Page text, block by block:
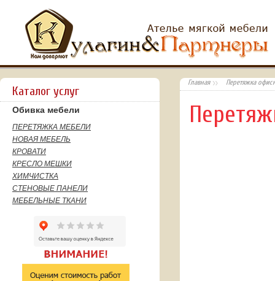
Каталог услуг
Обивка мебели
ПЕРЕТЯЖКА МЕБЕЛИ
НОВАЯ МЕБЕЛЬ
КРОВАТИ
КРЕСЛО МЕШКИ
ХИМЧИСТКА
СТЕНОВЫЕ ПАНЕЛИ
МЕБЕЛЬНЫЕ ТКАНИ
Главная Перетяжка